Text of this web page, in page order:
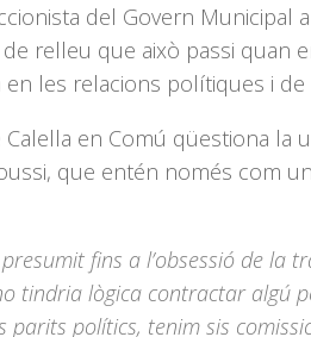
del Govern Municipal
de relleu que això passi quan
les relacions polítiques i de
en Comú qüestiona la
que entén només com
fins a l’obsessió de la
tindria lògica contractar algú
parits polítics, tenim sis